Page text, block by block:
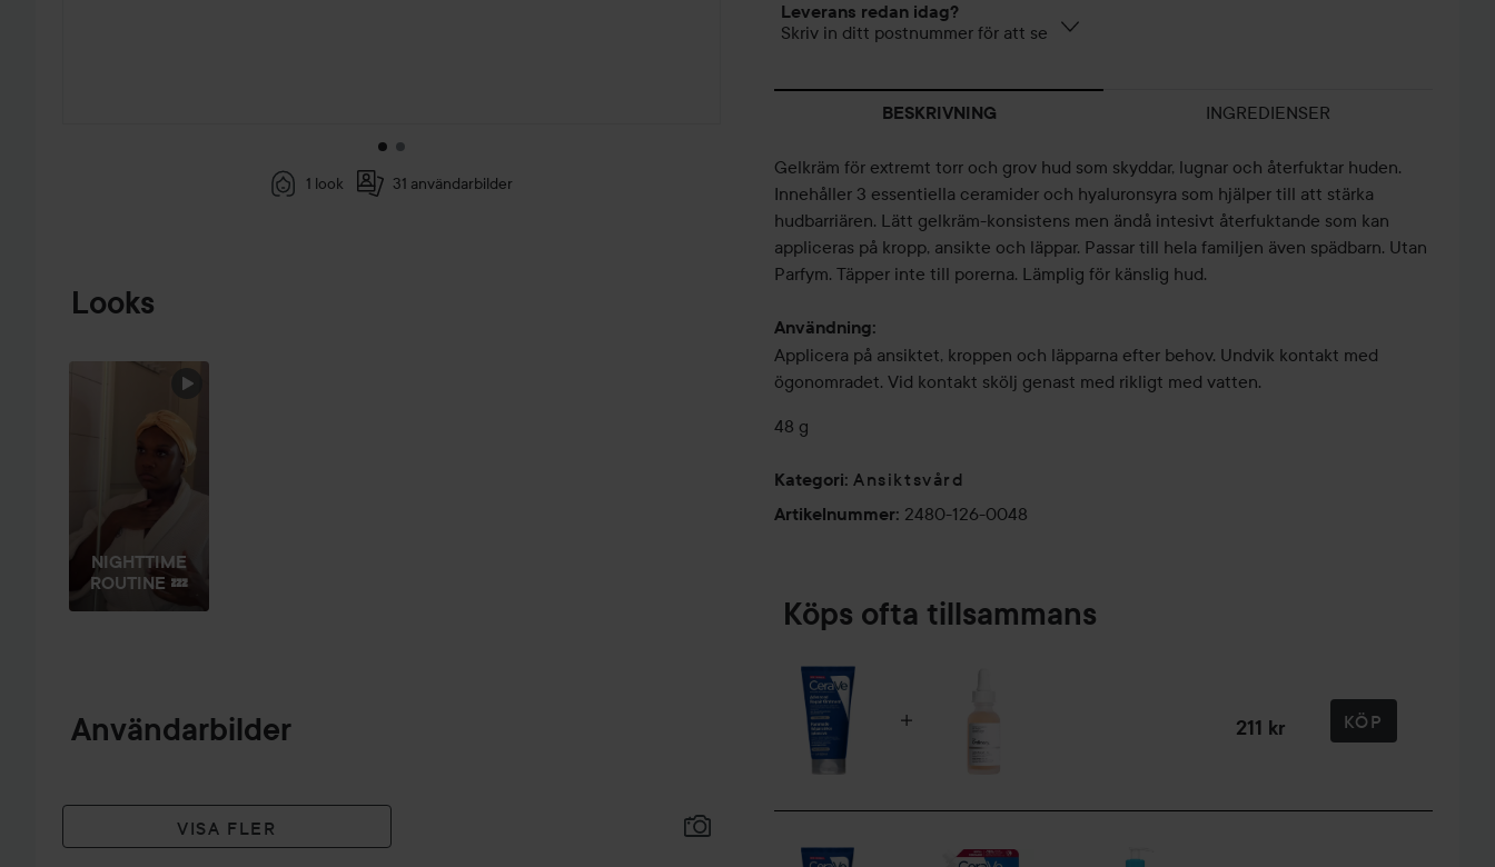
1 look 31 användarbilder
Looks
NIGHTTIME
ROUTINE 💤
Användarbilder
VISA FLER
Leverans redan idag?
Skriv in ditt postnummer för att se
BESKRIVNING INGREDIENSER
Gelkräm för extremt torr och grov hud som skyddar, lugnar och återfuktar huden.
Innehåller 3 essentiella ceramider och hyaluronsyra som hjälper till att stärka
hudbarriären. Lätt gelkräm-konsistens men ändå intesivt återfuktande som kan
appliceras på kropp, ansikte och läppar. Passar till hela familjen även spädbarn. Utan
Parfym. Täpper inte till porerna. Lämplig för känslig hud.
Användning:
Applicera på ansiktet, kroppen och läpparna efter behov. Undvik kontakt med
ögonomradet. Vid kontakt skölj genast med rikligt med vatten.
48 g
Kategori: Ansiktsvård
Artikelnummer: 2480-126-0048
Köps ofta tillsammans
211 kr KÖP